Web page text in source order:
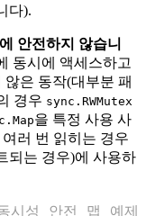
다).
안전하지 않습니
동시에 액세스하고
은 동작(대부분 패
경우 sync.RWMutex
을 특정 사용 사
러 번 읽히는 경우
되는 경우)에 사용하
시성 안전 맵 예제